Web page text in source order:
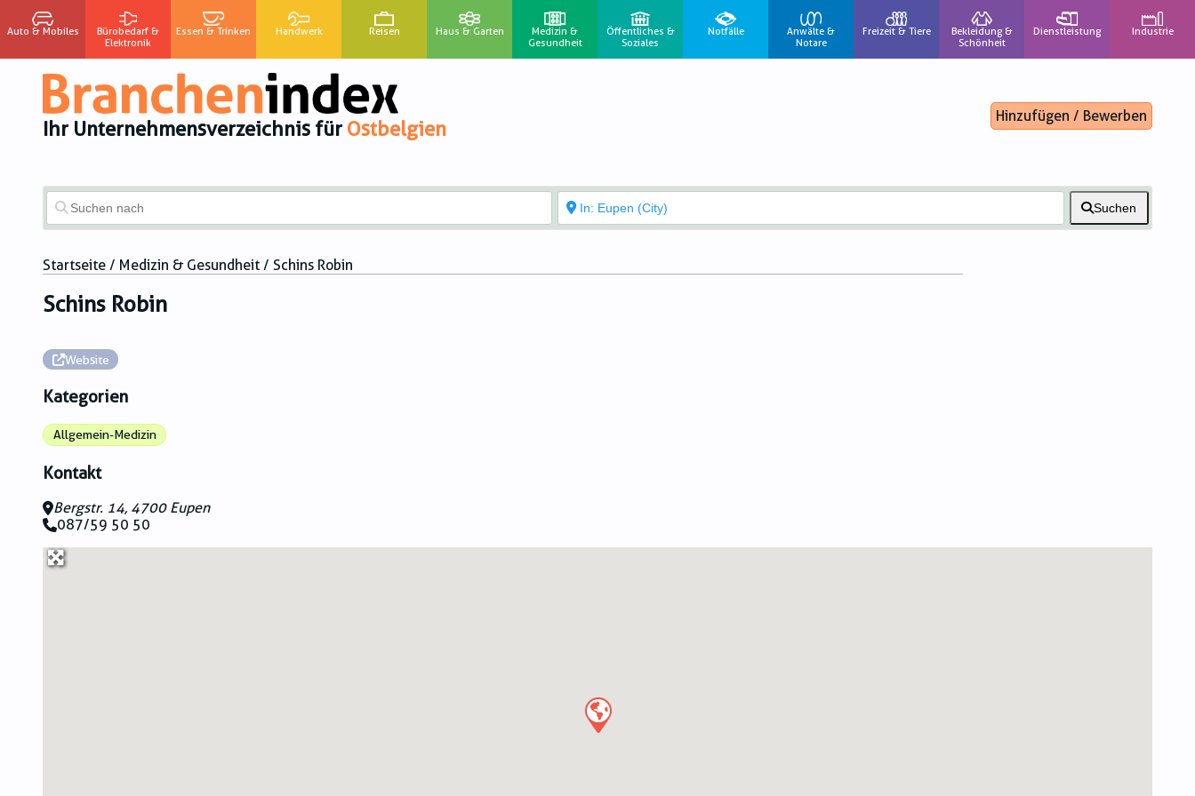
Auto & Mobiles
Bürobedarf &
Elektronik
Essen & Trinken Handwerk Reisen Haus & Garten
Medizin &
Gesundheit
Öffentliches &
Soziales
Notfälle
Anwälte &
Notare
Freizeit & Tiere
Bekleidung &
Schönheit
Dienstleistung Industrie
Ihr Unternehmensverzeichnis für Ostbelgien
Hinzufügen / Bewerben
Suchen
Startseite / Medizin & Gesundheit / Schins Robin
Schins Robin
Website
Kategorien
Allgemein-Medizin
Kontakt
Bergstr. 14, 4700 Eupen
087/59 50 50